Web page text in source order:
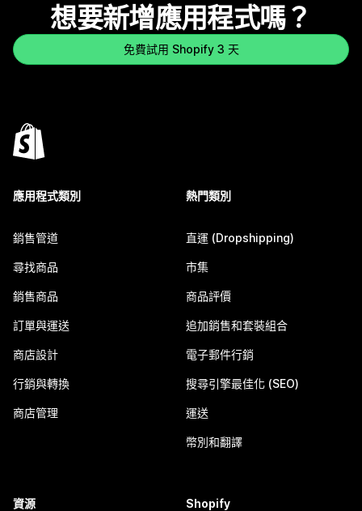
想要新增應用程式嗎？
免費試用 Shopify 3 天
應用程式類別
銷售管道
尋找商品
銷售商品
訂單與運送
商店設計
行銷與轉換
商店管理
熱門類別
直運 (Dropshipping)
市集
商品評價
追加銷售和套裝組合
電子郵件行銷
搜尋引擎最佳化 (SEO)
運送
幣別和翻譯
資源 Shopify